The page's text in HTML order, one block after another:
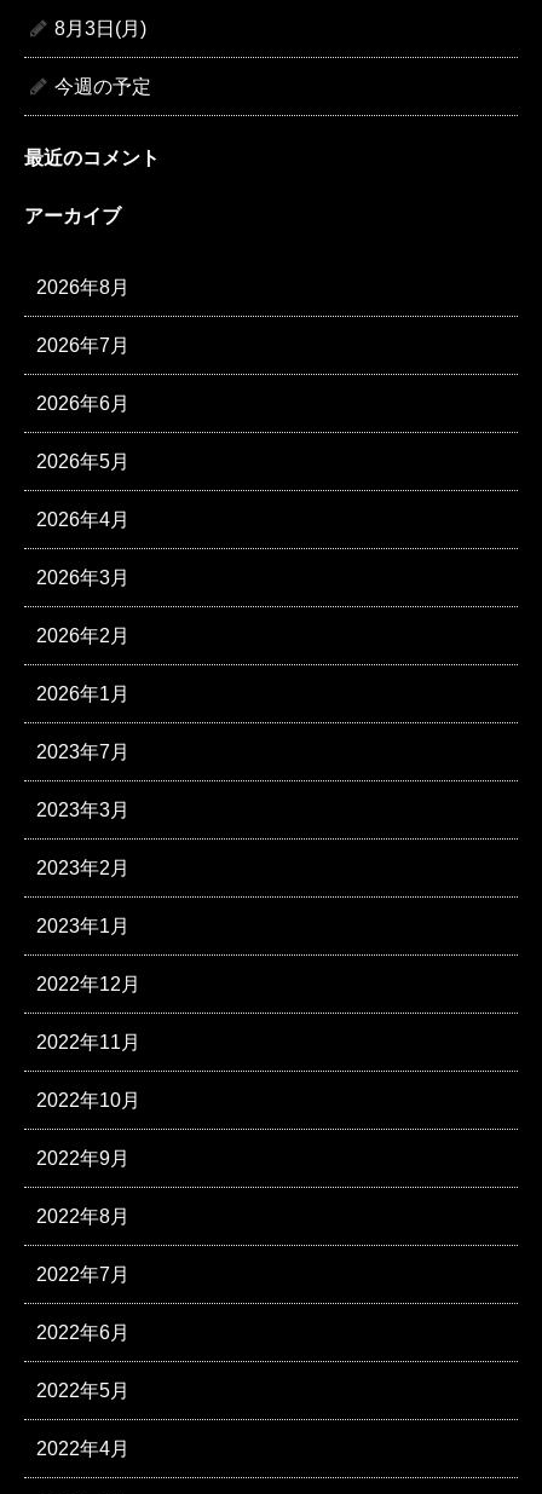
8月3日(月)
今週の予定
最近のコメント
アーカイブ
2026年8月
2026年7月
2026年6月
2026年5月
2026年4月
2026年3月
2026年2月
2026年1月
2023年7月
2023年3月
2023年2月
2023年1月
2022年12月
2022年11月
2022年10月
2022年9月
2022年8月
2022年7月
2022年6月
2022年5月
2022年4月